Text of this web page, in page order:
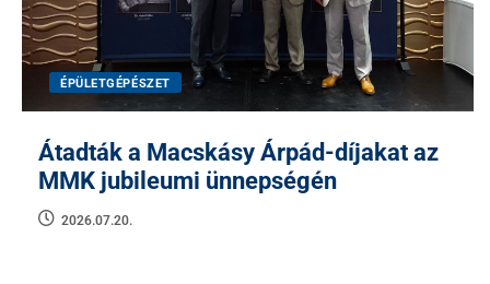
ÉPÜLETGÉPÉSZET
Átadták a Macskásy Árpád-díjakat az
MMK jubileumi ünnepségén
2026.07.20.